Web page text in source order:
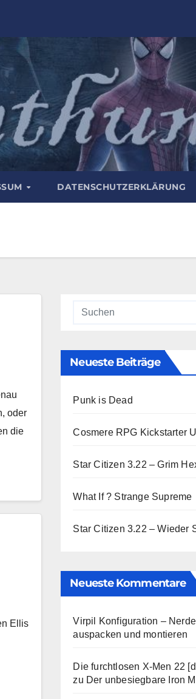
DATENSCHUTZERKLÄRUNG
oder
die
Ellis
Neueste Beiträge
Punk is Dead
Cosmere RPG Kickstarter
Star Citizen 3.22 – Grim
What If ? Strange Supreme
Star Citizen 3.22 – Wieder
Neueste Kommentare
Virpil Konfiguration –
auspacken und montieren
Die furchtlosen X-Men 22
zu Der unbesiegbare Iron